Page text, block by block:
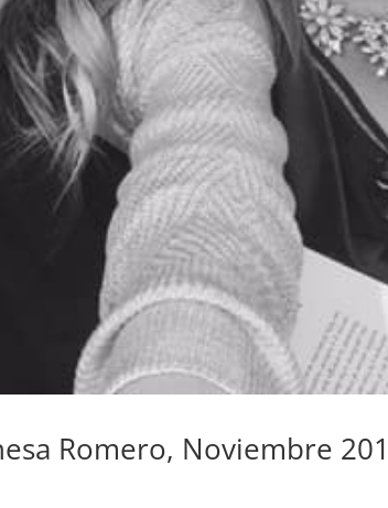
Romero, Noviembre